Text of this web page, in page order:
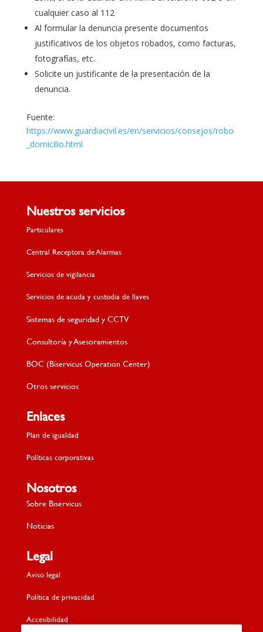
cualquier caso al 112
Al formular la denuncia presente documentos
justificativos de los objetos robados, como facturas,
fotografías, etc.
Solicite un justificante de la presentación de la
denuncia.
Fuente:
https://www.guardiacivil.es/en/servicios/consejos/robo
_domicilio.html
Nuestros servicios
Particulares
Central Receptora de Alarmas
Servicios de vigilancia
Servicios de acuda y custodia de llaves
Sistemas de seguridad y CCTV
Consultoría y Asesoramientos
BOC (Biservicus Operation Center)
Otros servicios
Enlaces
Plan de igualdad
Políticas corporativas
Nosotros
Sobre Biservicus
Noticias
Legal
Aviso legal
Política de privacidad
Accesibilidad